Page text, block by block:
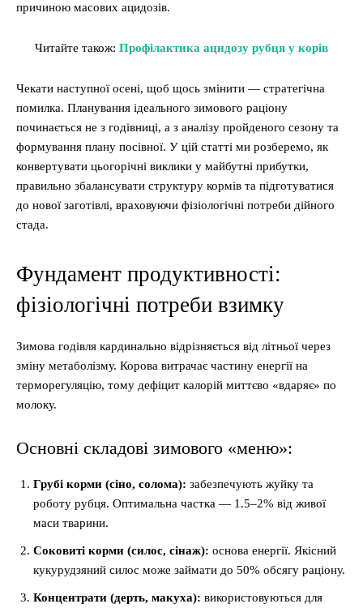
причиною масових ацидозів.
Читайте також: Профілактика ацидозу рубця у корів
Чекати наступної осені, щоб щось змінити — стратегічна
помилка. Планування ідеального зимового раціону
починається не з годівниці, а з аналізу пройденого сезону та
формування плану посівної. У цій статті ми розберемо, як
конвертувати цьогорічні виклики у майбутні прибутки,
правильно збалансувати структуру кормів та підготуватися
до нової заготівлі, враховуючи фізіологічні потреби дійного
стада.
Фундамент продуктивності:
фізіологічні потреби взимку
Зимова годівля кардинально відрізняється від літньої через
зміну метаболізму. Корова витрачає частину енергії на
терморегуляцію, тому дефіцит калорій миттєво «вдаряє» по
молоку.
Основні складові зимового «меню»:
Грубі корми (сіно, солома): забезпечують жуйку та
роботу рубця. Оптимальна частка — 1.5–2% від живої
маси тварини.
Соковиті корми (силос, сінаж): основа енергії. Якісний
кукурудзяний силос може займати до 50% обсягу раціону.
Концентрати (дерть, макуха): використовуються для